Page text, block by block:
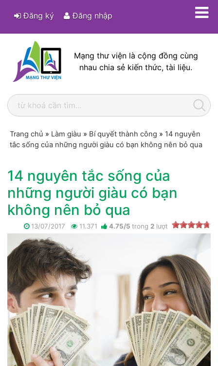
Đăng ký Đăng nhập
Mạng thư viện là cộng đồng cùng
nhau chia sẻ kiến thức, tài liệu.
Trang chủ » Làm giàu » Bí quyết thành công » 14 nguyên
tắc sống của những người giàu có bạn không nên bỏ qua
14 nguyên tắc sống của
những người giàu có bạn
không nên bỏ qua
13/07/2017 11.371 4.75/5 trong 2 lượt